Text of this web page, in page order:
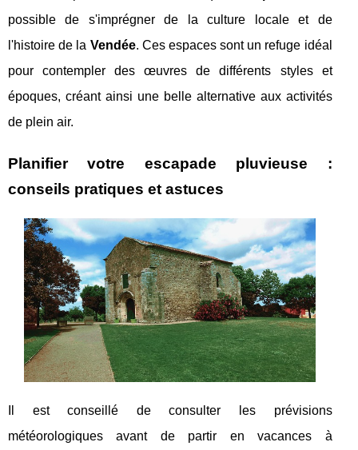
possible de s'imprégner de la culture locale et de
l'histoire de la Vendée. Ces espaces sont un refuge idéal
pour contempler des œuvres de différents styles et
époques, créant ainsi une belle alternative aux activités
de plein air.
Planifier votre escapade pluvieuse :
conseils pratiques et astuces
Il est conseillé de consulter les prévisions
météorologiques avant de partir en vacances à